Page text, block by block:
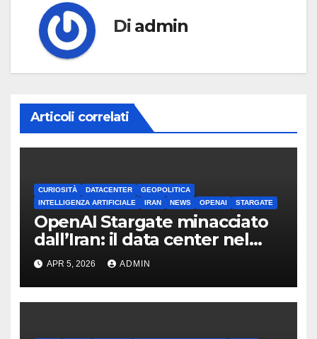
Di admin
Articoli correlati
CURIOSITÀ DATACENTER
GEOPOLITICA
INTELLIGENZA ARTIFICIALE
IRAN NEWS OPENAI STARGATE
OpenAI Stargate minacciato
dall’Iran: il data center nel
mirino
APR 5, 2026 ADMIN